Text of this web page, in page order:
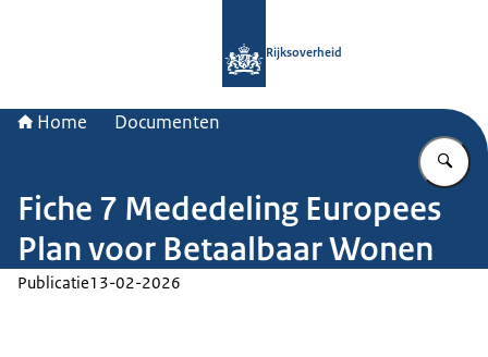
Rijksoverheid
Home Documenten
Fiche 7 Mededeling Europees
Plan voor Betaalbaar Wonen
Publicatie13-02-2026